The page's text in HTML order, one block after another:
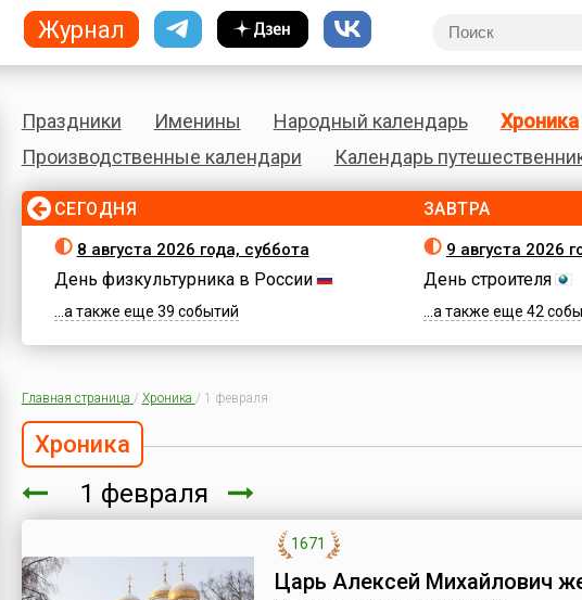
Праздники Именины Народный календарь Хроника
Производственные календари
Календарь
СЕГОДНЯ
8 августа 2026 года, суббота
День физкультурника в России
...а также еще 39 событий
ЗАВТРА
9 августа 2026
День строителя
...а также еще 42
Главная страница / Хроника / 1 февраля
Хроника
1 февраля
1671
Царь Алексей Михайлович
Журнал